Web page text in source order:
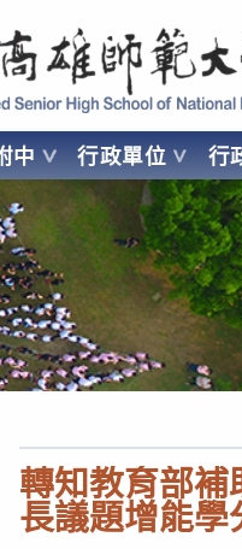
Senior High School of
中 行政單位 行
OF NATIONAL
轉知教育部
長議題增能